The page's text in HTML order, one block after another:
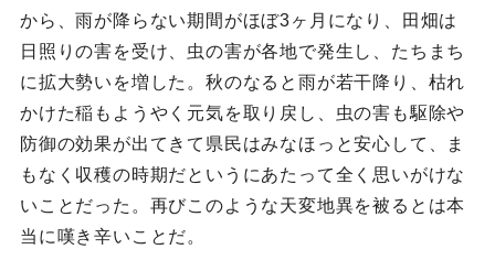
から、雨が降らない期間がほぼ3ヶ月になり、田畑は
日照りの害を受け、虫の害が各地で発生し、たちまち
に拡大勢いを増した。秋のなると雨が若干降り、枯れ
かけた稲もようやく元気を取り戻し、虫の害も駆除や
防御の効果が出てきて県民はみなほっと安心して、ま
もなく収穫の時期だというにあたって全く思いがけな
いことだった。再びこのような天変地異を被るとは本
当に嘆き辛いことだ。